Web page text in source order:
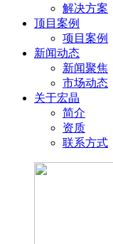
解决方案
顶目案例
项目案例
新闻动态
新闻聚焦
市场动态
关于宏晶
简介
资质
联系方式